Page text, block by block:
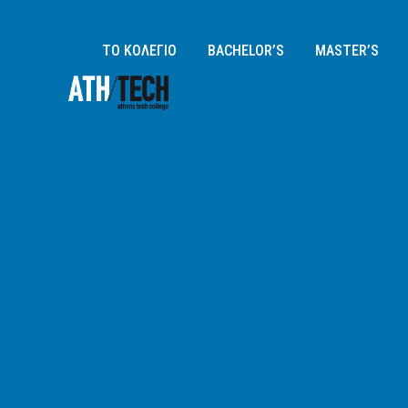
ΤΟ ΚΟΛΕΓΙΟ BACHELOR’S MASTER’S